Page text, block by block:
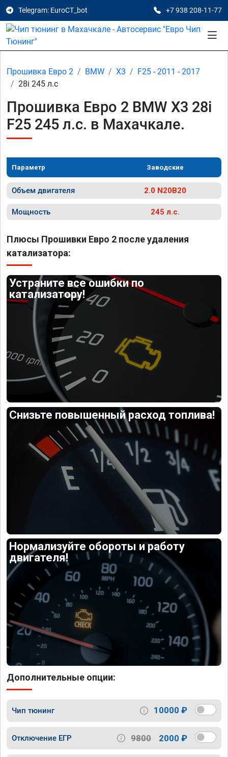
Telegram: EuroCT_bot +7 938 208-11-77
Прошивка Евро 2 BMW X3
F25 - 2011 - 2017
28i 245 л.с
Прошивка Евро 2 BMW X3 28i
F25 245 л.с. в Махачкале.
Параметр Заводские
Объем двигателя 2.0 N20B20
Мощность 245 л.с.
Плюсы Прошивки Евро 2 после удаления
катализатора:
Устраните все ошибки по
катализатору!
Снизьте повышенный расход топлива!
Нормализуйте обороты и работу
двигателя!
Дополнительные опции:
Чип тюнинг 10000 ₽
Отключение ЕГР 9800 2000 ₽